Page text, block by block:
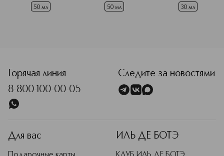
50 мл 50 мл
сыворотка
30 мл
Горячая линия
8-800-100-00-05
Следите за новостями
Для вас ИЛЬ ДЕ БОТЭ